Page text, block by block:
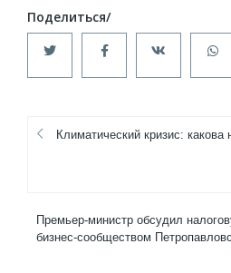
Климатический кризис:
Премьер-министр обсудил
бизнес-сообществом